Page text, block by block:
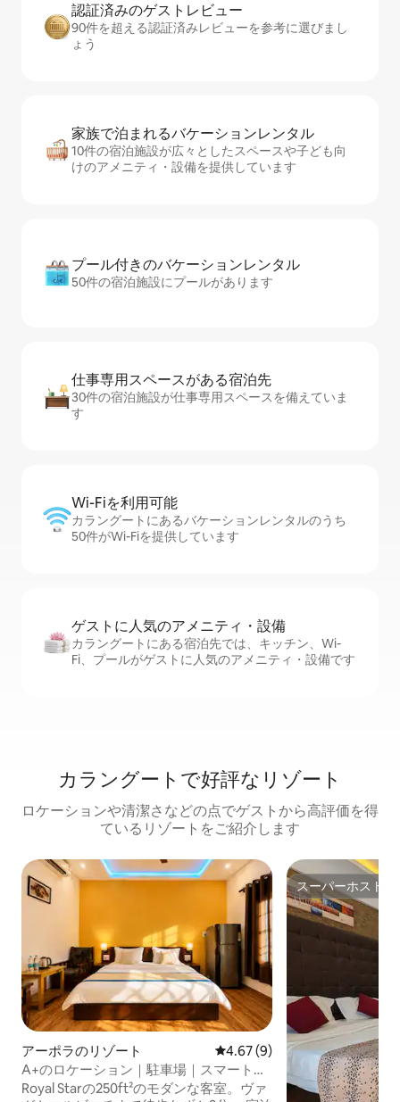
認証済みのゲ⁠ス⁠ト⁠レ⁠ビ⁠ュ⁠ー
90件を超える認証済みレビューを参考に選びまし
ょう
家族で泊まれるバ⁠ケ⁠ー⁠シ⁠ョ⁠ンレ⁠ン⁠タ⁠ル
10件の宿泊施設が広々としたスペースや子ども向
けのアメニティ・設備を提供しています
プール付きのバ⁠ケ⁠ー⁠シ⁠ョ⁠ンレ⁠ン⁠タ⁠ル
50件の宿泊施設にプールがあります
仕事専用ス⁠ペ⁠ー⁠スがあ⁠る宿⁠泊⁠先
30件の宿泊施設が仕事専用スペースを備えていま
す
Wi-Fiを利⁠用⁠可⁠能
カラングートにあるバケーションレンタルのうち
50件がWi-Fiを提供しています
ゲストに人⁠気⁠のア⁠メ⁠ニ⁠テ⁠ィ・設⁠備
カラングートにある宿泊先では、キッチン、Wi-
Fi、プールがゲストに人気のアメニティ・設備です
カラングートで好評なリゾート
ロケーションや清潔さなどの点でゲストから高評価を得
ているリゾートをご紹介します
アーポラのリゾート レビュー9件、5つ星中4.67つ
4.67 (9)
A+のロケーション｜駐車場｜スマートテ
レビ｜ヴァガトールビーチ
Royal Starの250ft²のモダンな客室。ヴァ
スーパーホスト
スーパーホスト